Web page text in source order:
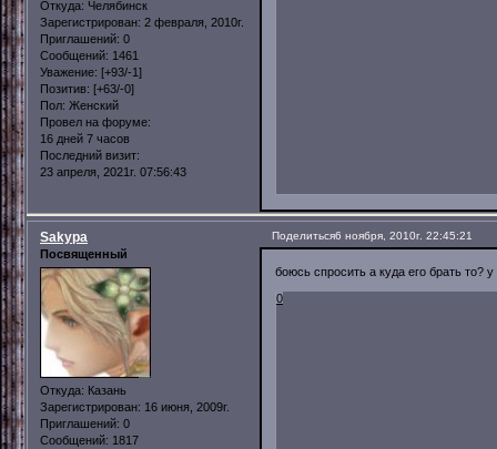
Откуда: Челябинск
Зарегистрирован: 2 февраля, 2010г.
Приглашений: 0
Сообщений: 1461
Уважение: [+93/-1]
Позитив: [+63/-0]
Пол: Женский
Провел на форуме:
16 дней 7 часов
Последний визит:
23 апреля, 2021г. 07:56:43
Поделиться6 ноября, 2010г. 22:45:21
Sakypa
Посвященный
Откуда: Казань
Зарегистрирован: 16 июня, 2009г.
Приглашений: 0
Сообщений: 1817
боюсь спросить а куда его брать то?
0